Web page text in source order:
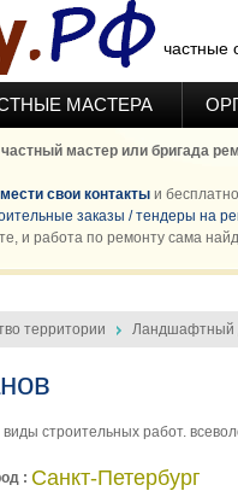
частные
МАСТЕРА
мастер или бригада
свои контакты и
заказы / тендеры на
и работа по ремонту сама
территории Ландшафтный
виды строительных работ.
: Санкт-Петербург